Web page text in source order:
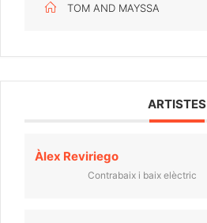
TOM AND MAYSSA
ARTISTES
Àlex Reviriego
Contrabaix i baix elèctric